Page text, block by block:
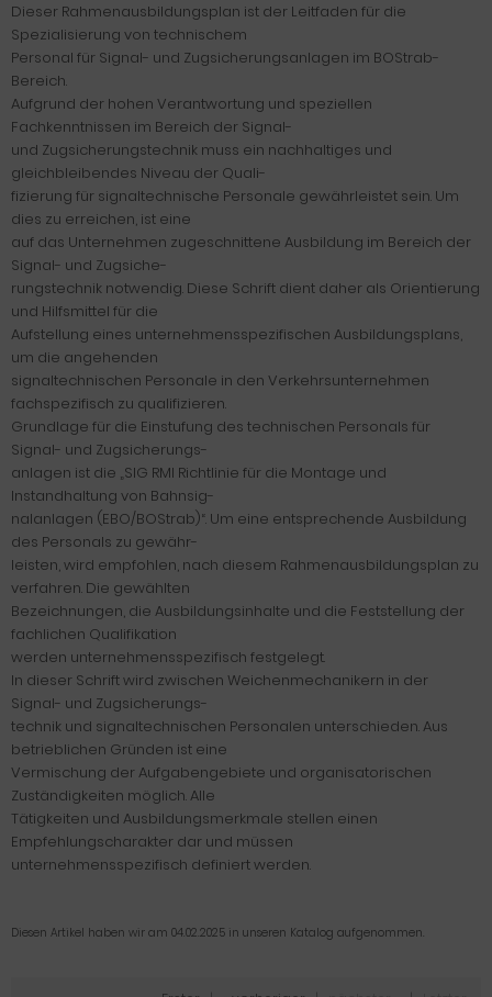
Dieser Rahmenausbildungsplan ist der Leitfaden für die
Spezialisierung von technischem
Personal für Signal- und Zugsicherungsanlagen im BOStrab-
Bereich.
Aufgrund der hohen Verantwortung und speziellen
Fachkenntnissen im Bereich der Signal-
und Zugsicherungstechnik muss ein nachhaltiges und
gleichbleibendes Niveau der Quali-
fizierung für signaltechnische Personale gewährleistet sein. Um
dies zu erreichen, ist eine
auf das Unternehmen zugeschnittene Ausbildung im Bereich der
Signal- und Zugsiche-
rungstechnik notwendig. Diese Schrift dient daher als Orientierung
und Hilfsmittel für die
Aufstellung eines unternehmensspezifischen Ausbildungsplans,
um die angehenden
signaltechnischen Personale in den Verkehrsunternehmen
fachspezifisch zu qualifizieren.
Grundlage für die Einstufung des technischen Personals für
Signal- und Zugsicherungs-
anlagen ist die „SIG RMI Richtlinie für die Montage und
Instandhaltung von Bahnsig-
nalanlagen (EBO/BOStrab)“. Um eine entsprechende Ausbildung
des Personals zu gewähr-
leisten, wird empfohlen, nach diesem Rahmenausbildungsplan zu
verfahren. Die gewählten
Bezeichnungen, die Ausbildungsinhalte und die Feststellung der
fachlichen Qualifikation
werden unternehmensspezifisch festgelegt.
In dieser Schrift wird zwischen Weichenmechanikern in der
Signal- und Zugsicherungs-
technik und signaltechnischen Personalen unterschieden. Aus
betrieblichen Gründen ist eine
Vermischung der Aufgabengebiete und organisatorischen
Zuständigkeiten möglich. Alle
Tätigkeiten und Ausbildungsmerkmale stellen einen
Empfehlungscharakter dar und müssen
unternehmensspezifisch definiert werden.
Diesen Artikel haben wir am 04.02.2025 in unseren Katalog aufgenommen.